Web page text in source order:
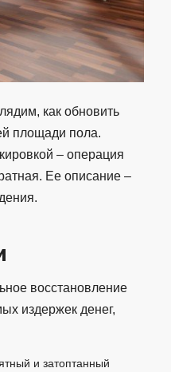
как обновить
площади пола.
– операция
Ее описание –
восстановление
издержек денег,
и затоптанный